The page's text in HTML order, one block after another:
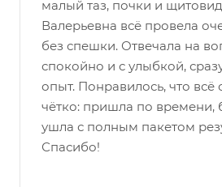
малый таз, почки и
Валерьевна всё провела
без спешки. Отвечала на
спокойно и с улыбкой,
опыт. Понравилось, что всё
чётко: пришла по времени,
ушла с полным пакетом
Спасибо!